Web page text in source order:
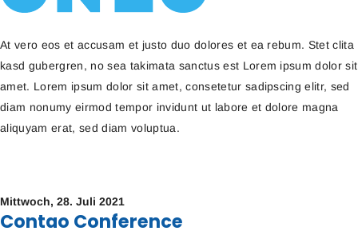
At vero eos et accusam et justo duo dolores et ea rebum. Stet clita
kasd gubergren, no sea takimata sanctus est Lorem ipsum dolor sit
amet. Lorem ipsum dolor sit amet, consetetur sadipscing elitr, sed
diam nonumy eirmod tempor invidunt ut labore et dolore magna
aliquyam erat, sed diam voluptua.
Mittwoch, 28. Juli 2021
Contao Conference